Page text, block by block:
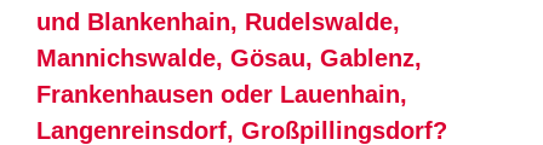
und Blankenhain, Rudelswalde,
Mannichswalde, Gösau, Gablenz,
Frankenhausen oder Lauenhain,
Langenreinsdorf, Großpillingsdorf?